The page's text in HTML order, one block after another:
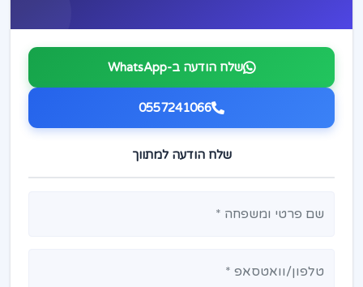
שלח הודעה ב-WhatsApp
0557241066
שלח הודעה למתווך